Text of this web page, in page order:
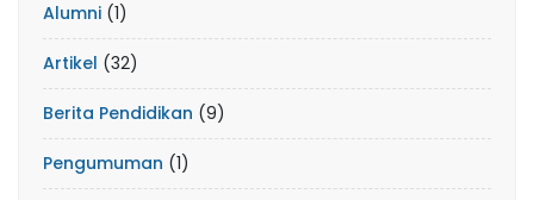
Alumni (1)
Artikel (32)
Berita Pendidikan (9)
Pengumuman (1)